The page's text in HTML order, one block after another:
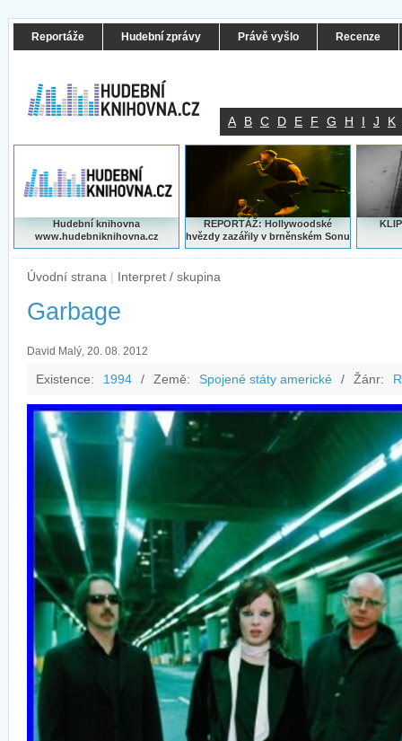
Reportáže Hudební zprávy Právě vyšlo Recenze
A B C D E F G H I J K
Hudební knihovna
www.hudebniknihovna.cz
REPORTÁŽ: Hollywoodské
hvězdy zazářily v brněnském Sonu
Úvodní strana | Interpret / skupina
Garbage
David Malý, 20. 08. 2012
Existence: 1994 / Země: Spojené státy americké / Žánr: